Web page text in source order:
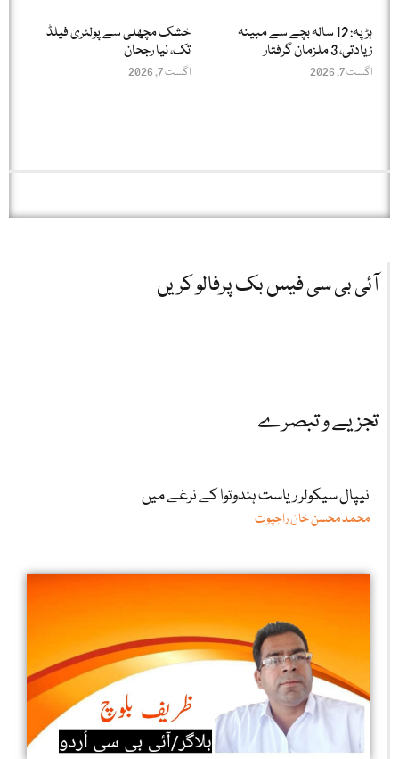
ہڑپہ: 12 سالہ بچے سے مبینہ
زیادتی، 3 ملزمان گرفتار
اگست 7, 2026
خشک مچھلی سے پولٹری فیلڈ
تک، نیا رجحان
اگست 7, 2026
آئی بی سی فیس بک پرفالو کریں
تجزیے و تبصرے
نیپال سیکولر ریاست ہندوتوا کے نرغے میں
محمد محسن خان راجپوت